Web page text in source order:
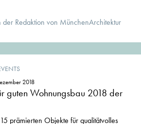
der Redaktion von MünchenArchitektur
2018
guten Wohnungsbau 2018 der
prämierten Objekte für qualitätvolles